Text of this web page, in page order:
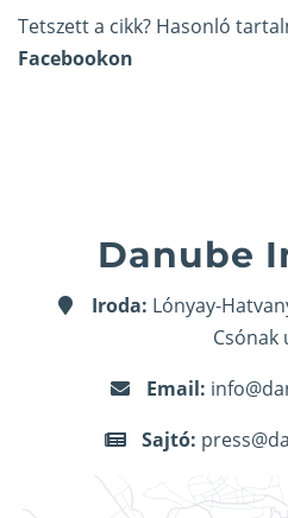
Tetszett a cikk? Hasonló
Facebookon
Danube
Iroda: Lónyay-
Csónak
Email:
Sajtó: